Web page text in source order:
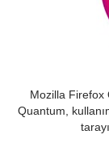
Mozilla Firefox
Quantum,